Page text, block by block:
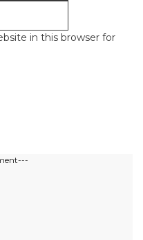
in this browser for